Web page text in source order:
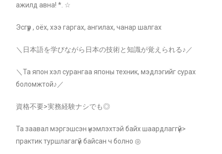
ажилд авна! *. ☆
Эсгүүр , оёх, хээ гаргах, ангилах, чанар шалгах
＼日本語を学びながら日本の技術と知識が覚えられる♪／
＼Та япон хэл сурангаа японы техник, мэдлэгийг сурах
боломжтой♪／
資格不要>実務経験ナシでも◎
Та заавал мэргэшсэн үнэмлэхтэй байх шаардлаггүй>
практик туршлагагүй байсан ч болно ◎